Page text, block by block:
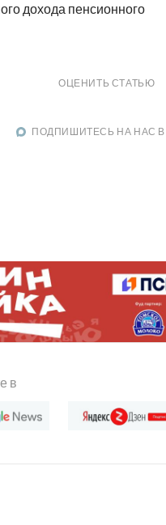
дохода пенсионного
ОЦЕНИТЬ СТАТЬЮ
ПОДПИШИТЕСЬ НА НАС В
в